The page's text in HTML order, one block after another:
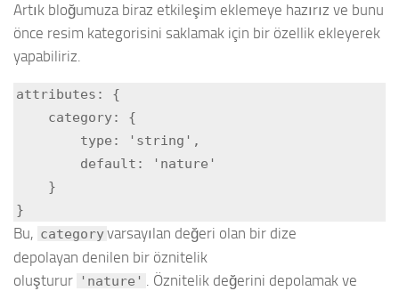
Artık bloğumuza biraz etkileşim eklemeye hazırız ve bunu
önce resim kategorisini saklamak için bir özellik ekleyerek
yapabiliriz.
attributes: {
}
Bu, categoryvarsayılan değeri olan bir dize
depolayan denilen bir öznitelik
oluşturur
'nature' . Öznitelik değerini depolamak ve